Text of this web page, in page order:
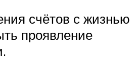
счётов с жизнью
проявление